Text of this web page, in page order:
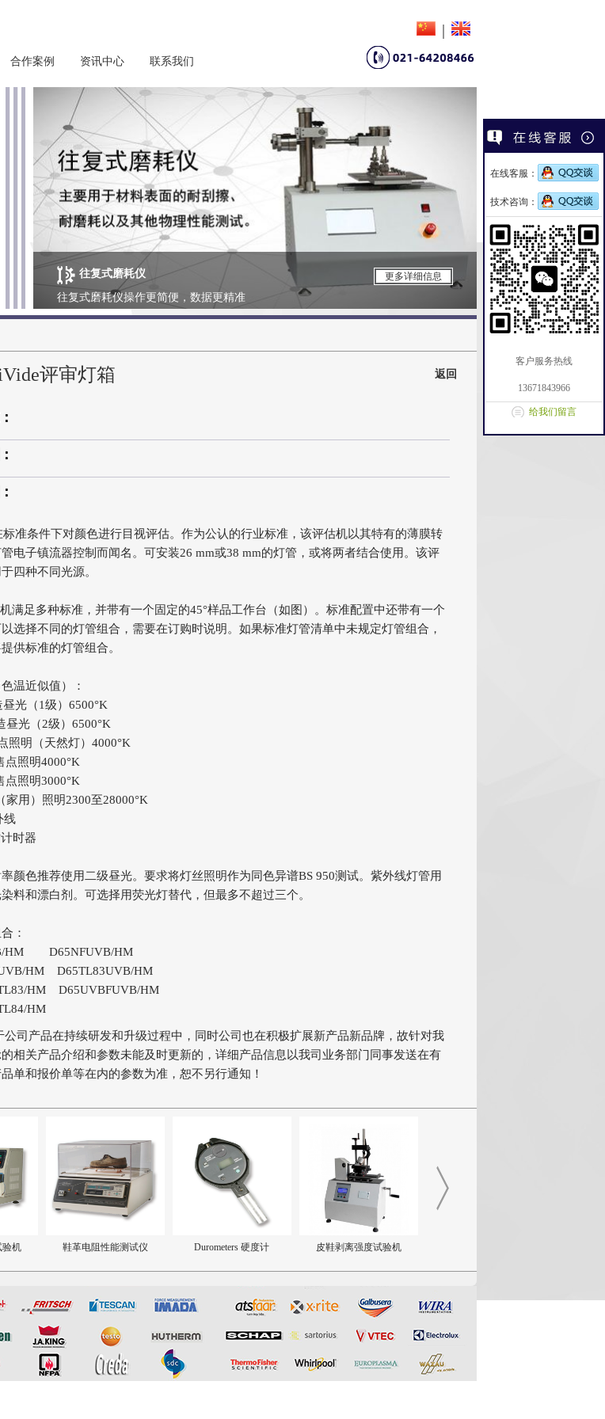
合作案例 资讯中心 联系我们
|
往复式磨耗仪
往复式磨耗仪操作更简便，数据更精准
更多详细信息
雾化仪
领先的顶级雾化仪
评审灯箱 返回
条件下对颜色进行目视评估。作为公认的行业标准，该评估机以其特有的薄膜转
电子镇流器控制而闻名。可安装26 mm或38 mm的灯管，或将两者结合使用。该评
四种不同光源。
足多种标准，并带有一个固定的45°样品工作台（如图）。标准配置中还带有一个
选择不同的灯管组合，需要在订购时说明。如果标准灯管清单中未规定灯管组合，
供标准的灯管组合。
温近似值）：
光（1级）6500°K
光（2级）6500°K
明（天然灯）4000°K
照明4000°K
照明3000°K
用）照明2300至28000°K
时器
颜色推荐使用二级昼光。要求将灯丝照明作为同色异谱BS 950测试。紫外线灯管用
料和漂白剂。可选择用荧光灯替代，但最多不超过三个。
：
HM D65NFUVB/HM
HM D65TL83UVB/HM
HM D65UVBFUVB/HM
HM
公司产品在持续研发和升级过程中，同时公司也在积极扩展新产品新品牌，故针对我
相关产品介绍和参数未能及时更新的，详细产品信息以我司业务部门同事发送在有
单和报价单等在内的参数为准，恕不另行通知！
验机 鞋革电阻性能测试仪 Durometers 硬度计 皮鞋剥离强度试验机
在线客服：
技术咨询：
客户服务热线
13671843966
给我们留言